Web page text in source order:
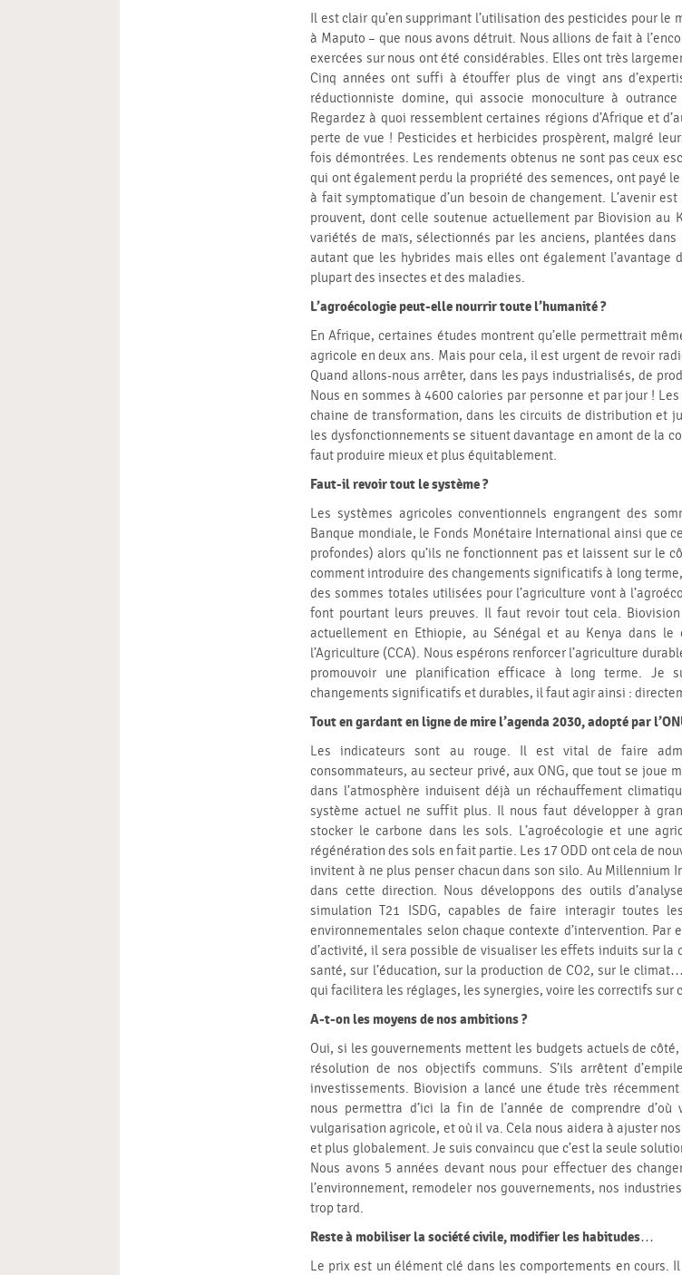
Il est clair qu’en supprimant l’utilisation des pesticides pour le
à Maputo – que nous avons détruit. Nous allions de fait à
exercées sur nous ont été considérables. Elles ont très
Cinq années ont suffi à étouffer plus de vingt ans
réductionniste domine, qui associe monoculture à
Regardez à quoi ressemblent certaines régions d’Afrique et
perte de vue ! Pesticides et herbicides prospèrent, malgré
fois démontrées. Les rendements obtenus ne sont pas ceux
qui ont également perdu la propriété des semences, ont payé
à fait symptomatique d’un besoin de changement. L’avenir
prouvent, dont celle soutenue actuellement par Biovision au
variétés de maïs, sélectionnés par les anciens, plantées
autant que les hybrides mais elles ont également l’avantage
plupart des insectes et des maladies.
L’agroécologie peut-elle nourrir toute l’humanité ?
En Afrique, certaines études montrent qu’elle permettrait
agricole en deux ans. Mais pour cela, il est urgent de revoir
Quand allons-nous arrêter, dans les pays industrialisés, de
Nous en sommes à 4600 calories par personne et par jour !
chaine de transformation, dans les circuits de distribution et
les dysfonctionnements se situent davantage en amont de la
faut produire mieux et plus équitablement.
Faut-il revoir tout le système ?
Les systèmes agricoles conventionnels engrangent des
Banque mondiale, le Fonds Monétaire International ainsi que
profondes) alors qu’ils ne fonctionnent pas et laissent sur le
comment introduire des changements significatifs à long
des sommes totales utilisées pour l’agriculture vont à
font pourtant leurs preuves. Il faut revoir tout cela.
actuellement en Ethiopie, au Sénégal et au Kenya dans le
l’Agriculture (CCA). Nous espérons renforcer l’agriculture
promouvoir une planification efficace à long terme. Je
changements significatifs et durables, il faut agir ainsi :
Tout en gardant en ligne de mire l’agenda 2030, adopté par
Les indicateurs sont au rouge. Il est vital de faire
consommateurs, au secteur privé, aux ONG, que tout se joue
dans l’atmosphère induisent déjà un réchauffement
système actuel ne suffit plus. Il nous faut développer à
stocker le carbone dans les sols. L’agroécologie et une
régénération des sols en fait partie. Les 17 ODD ont cela de
invitent à ne plus penser chacun dans son silo. Au Millennium
dans cette direction. Nous développons des outils
simulation T21 ISDG, capables de faire interagir toutes
environnementales selon chaque contexte d’intervention.
d’activité, il sera possible de visualiser les effets induits sur la
santé, sur l’éducation, sur la production de CO2, sur le
qui facilitera les réglages, les synergies, voire les correctifs
A-t-on les moyens de nos ambitions ?
Oui, si les gouvernements mettent les budgets actuels de
résolution de nos objectifs communs. S’ils arrêtent
investissements. Biovision a lancé une étude très
nous permettra d’ici la fin de l’année de comprendre
vulgarisation agricole, et où il va. Cela nous aidera à ajuster
et plus globalement. Je suis convaincu que c’est la seule
Nous avons 5 années devant nous pour effectuer des
l’environnement, remodeler nos gouvernements, nos
trop tard.
Reste à mobiliser la société civile, modifier les habitudes…
Le prix est un élément clé dans les comportements en cours.